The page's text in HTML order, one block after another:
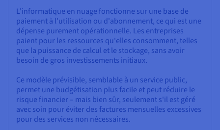
L'informatique en nuage fonctionne sur une base de
paiement à l'utilisation ou d'abonnement, ce qui est une
dépense purement opérationnelle. Les entreprises
paient pour les ressources qu'elles consomment, telles
que la puissance de calcul et le stockage, sans avoir
besoin de gros investissements initiaux.
Ce modèle prévisible, semblable à un service public,
permet une budgétisation plus facile et peut réduire le
risque financier – mais bien sûr, seulement s'il est géré
avec soin pour éviter des factures mensuelles excessives
pour des services non nécessaires.